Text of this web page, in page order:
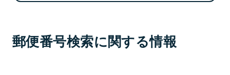
郵便番号検索に関する情報